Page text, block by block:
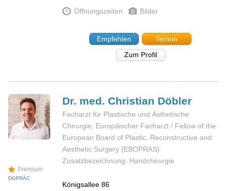
Öffnungszeiten Bilder
Empfehlen
Termin
Zum Profil
Premium
DGPRÄC
Dr. med. Christian Döbler
Facharzt für Plastische und Ästhetische
Chirurgie, Europäischer Facharzt / Fellow of the
European Board of Plastic, Reconstructive and
Aesthetic Surgery (EBOPRAS)
Zusatzbezeichnung: Handchirurgie
Königsallee 86